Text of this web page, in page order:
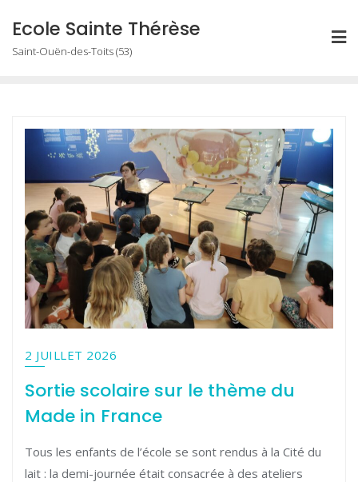
content
Ecole Sainte Thérèse
Saint-Ouën-des-Toits (53)
2 JUILLET 2026
Sortie scolaire sur le thème du
Made in France
Tous les enfants de l’école se sont rendus à la Cité du
lait : la demi-journée était consacrée à des ateliers